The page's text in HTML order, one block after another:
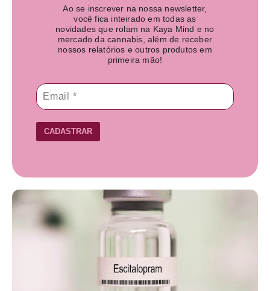
Ao se inscrever na nossa newsletter,
você fica inteirado em todas as
novidades que rolam na Kaya Mind e no
mercado da cannabis, além de receber
nossos relatórios e outros produtos em
primeira mão!
CADASTRAR